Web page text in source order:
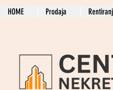
HOME Prodaja